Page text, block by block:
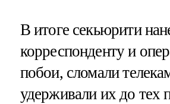
В итоге секьюрити
корреспонденту и
побои, сломали
удерживали их до тех